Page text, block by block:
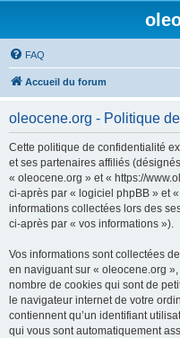
FAQ
Accueil du forum
oleocene.org - Politique
Cette politique de confidentialité
et ses partenaires affiliés
« oleocene.org » et « https://
ci-après par « logiciel phpBB » et
informations collectées lors des
ci-après par « vos informations »).
Vos informations sont collectées
en naviguant sur « oleocene.org
nombre de cookies qui sont de
le navigateur internet de votre
contiennent qu’un identifiant
qui vous sont automatiquement